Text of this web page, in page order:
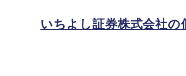
いちよし証券株式会社の